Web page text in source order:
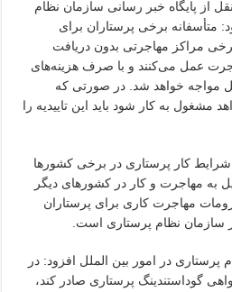
از پایگاه خبر رسانی سازمان نظام
متأسفانه برخی پرستاران برای
مراکز مهاجرتی بدون دریافت
عمل می‌کنند و با صرف هزینه‌های
مواجه خواهد شد. در صورتی که
مشغول به کار شود باید این تاییدیه را
کار پرستاری در برخی کشورها
به مهاجرت و کار در کشورهای دیگر
مهاجرت کاری برای پرستاران
سازمان نظام پرستاری است.
در امور بین الملل افزود: در
گوداستندینگ پرستاری صادر کند،